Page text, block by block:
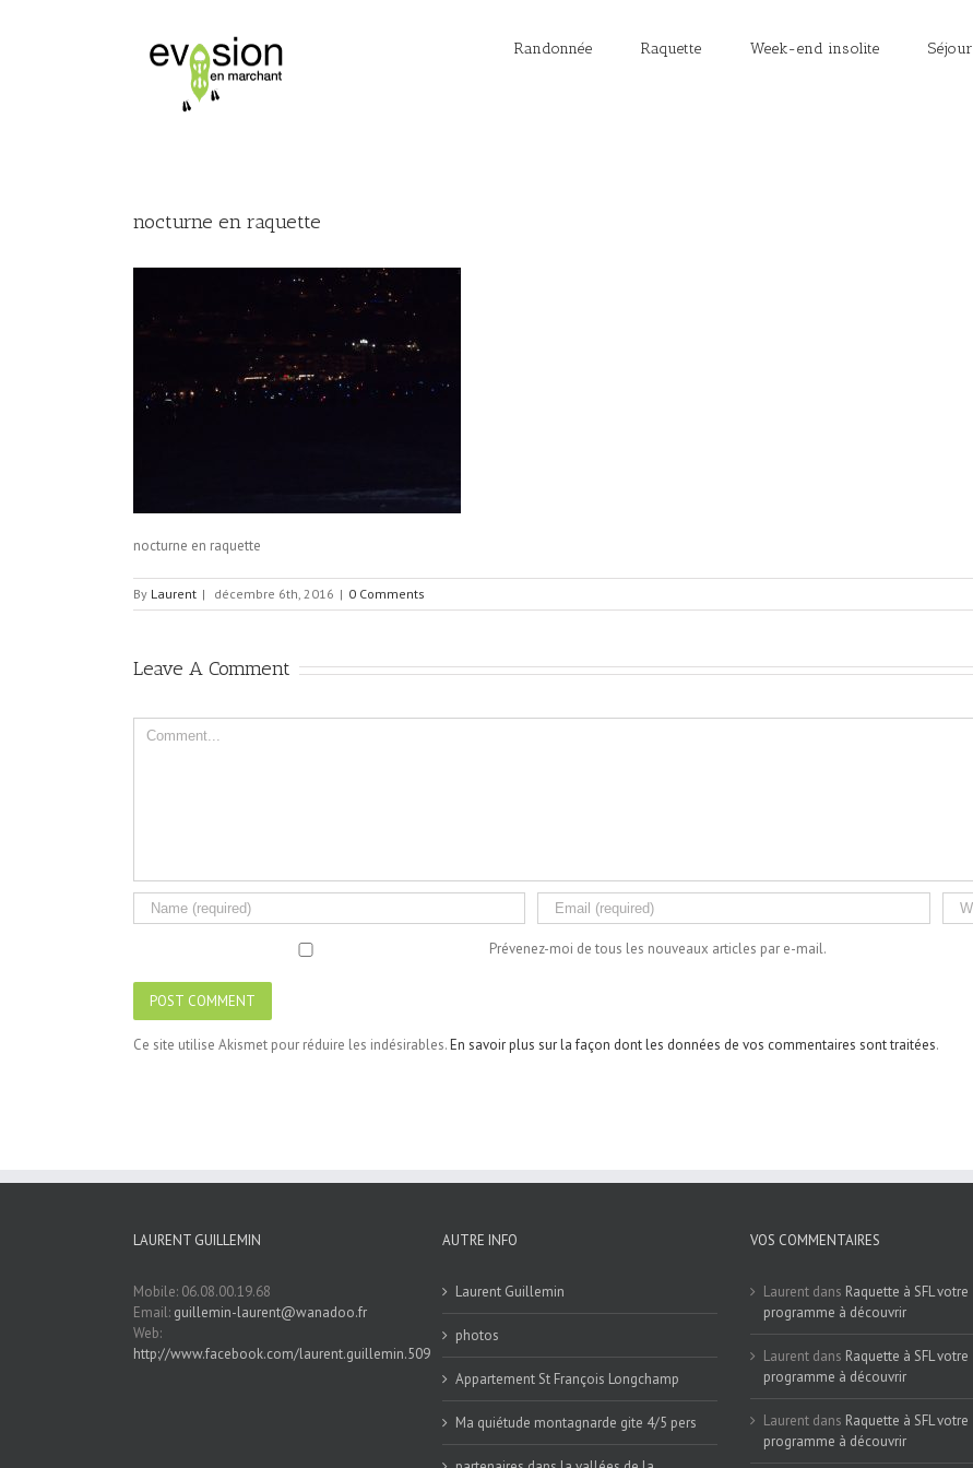
Randonnée Raquette Week-end insolite Séjour
nocturne en raquette
nocturne en raquette
By Laurent | décembre 6th, 2016 | 0 Comments
Leave A Comment
Comment
Prévenez-moi de tous les nouveaux articles par e-mail.
Ce site utilise Akismet pour réduire les indésirables.En savoir plus sur la façon dont les données de vos commentaires sont traitées.
LAURENT GUILLEMIN
Mobile: 06.08.00.19.68
Email: guillemin-laurent@wanadoo.fr
Web:
http://www.facebook.com/laurent.guillemin.509
AUTRE INFO
Laurent Guillemin
photos
Appartement St François Longchamp
Ma quiétude montagnarde gite 4/5 pers
VOS COMMENTAIRES
Laurent dans Raquette à SFL votre
programme à découvrir
Laurent dans Raquette à SFL votre
programme à découvrir
Laurent dans Raquette à SFL votre
programme à découvrir